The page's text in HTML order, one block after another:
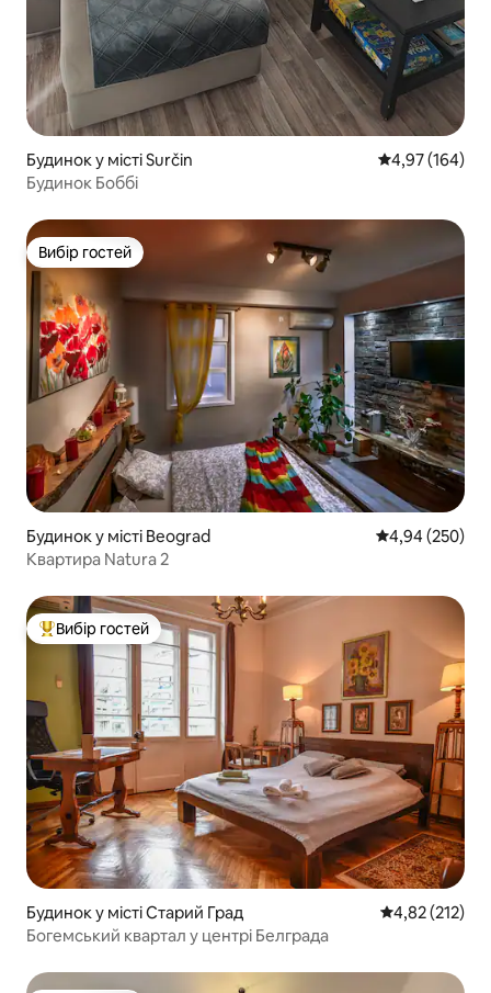
Будинок у місті Surčin Середня
4,97 (164)
Будинок Боббі
Вибір гостей
Вибір гостей
Будинок у місті Beograd Середня
4,94 (250)
Квартира Natura 2
Топ вибір гостей
Вибір гостей
Будинок у місті Старий Град Середня
4,82 (212)
Богемський квартал у центрі Белграда